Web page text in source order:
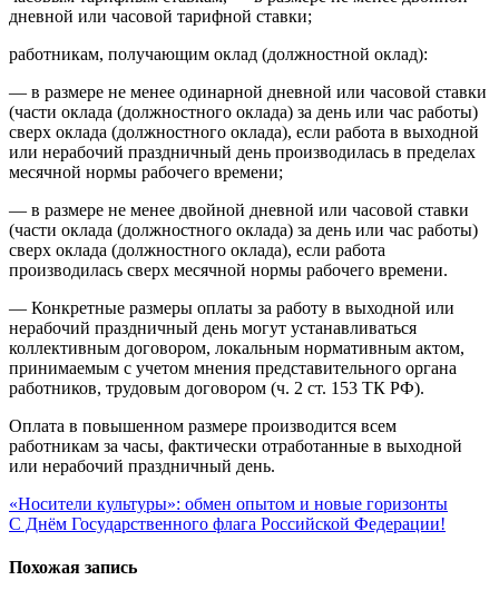
дневной или часовой тарифной ставки;
работникам, получающим оклад (должностной оклад):
— в размере не менее одинарной дневной или часовой ставки
(части оклада (должностного оклада) за день или час работы)
сверх оклада (должностного оклада), если работа в выходной
или нерабочий праздничный день производилась в пределах
месячной нормы рабочего времени;
— в размере не менее двойной дневной или часовой ставки
(части оклада (должностного оклада) за день или час работы)
сверх оклада (должностного оклада), если работа
производилась сверх месячной нормы рабочего времени.
— Конкретные размеры оплаты за работу в выходной или
нерабочий праздничный день могут устанавливаться
коллективным договором, локальным нормативным актом,
принимаемым с учетом мнения представительного органа
работников, трудовым договором (ч. 2 ст. 153 ТК РФ).
Оплата в повышенном размере производится всем
работникам за часы, фактически отработанные в выходной
или нерабочий праздничный день.
Навигация
по
записям
«Носители культуры»: обмен опытом и новые горизонты
С Днём Государственного флага Российской Федерации!
Похожая запись